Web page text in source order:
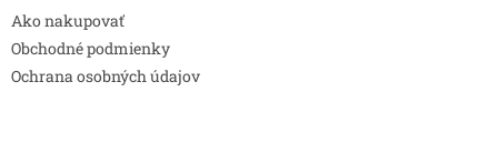
Ako nakupovať
Obchodné podmienky
Ochrana osobných údajov